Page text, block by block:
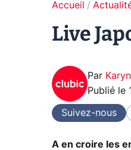
Accueil
Live
Par
Publié le
Suivez-nous
A en croire les